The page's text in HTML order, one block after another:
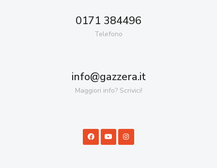
0171 384496
Telefono
info@gazzera.it
Maggiori info? Scrivici!